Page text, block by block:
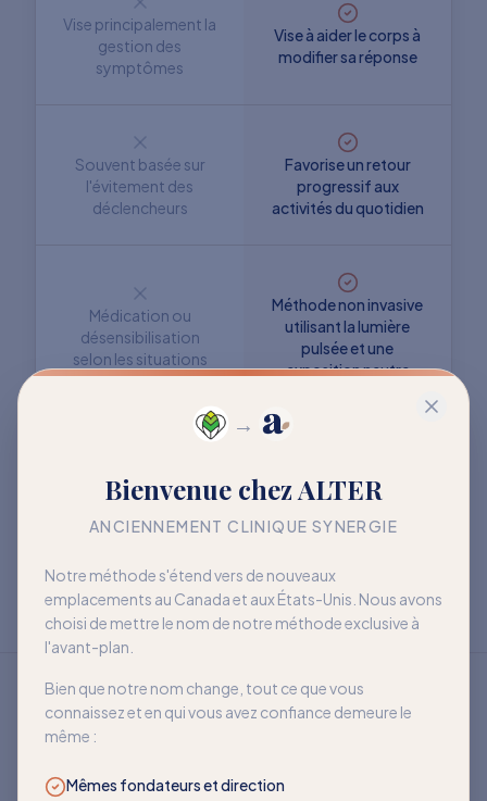
→
Bienvenue chez ALTER
ANCIENNEMENT CLINIQUE SYNERGIE
Notre méthode s'étend vers de nouveaux
emplacements au Canada et aux États-Unis. Nous avons
choisi de mettre le nom de notre méthode exclusive à
l'avant-plan.
Bien que notre nom change, tout ce que vous
connaissez et en qui vous avez confiance demeure le
même :
Mêmes fondateurs et direction
Vise principalement la
gestion des
symptômes
Vise à aider le corps à
modifier sa réponse
Souvent basée sur
l'évitement des
déclencheurs
Favorise un retour
progressif aux
activités du quotidien
Médication ou
désensibilisation
selon les situations
Méthode non invasive
utilisant la lumière
pulsée et une
exposition neutre
Objectif : mieux vivre
avec la sensibilité
davantage de liberté